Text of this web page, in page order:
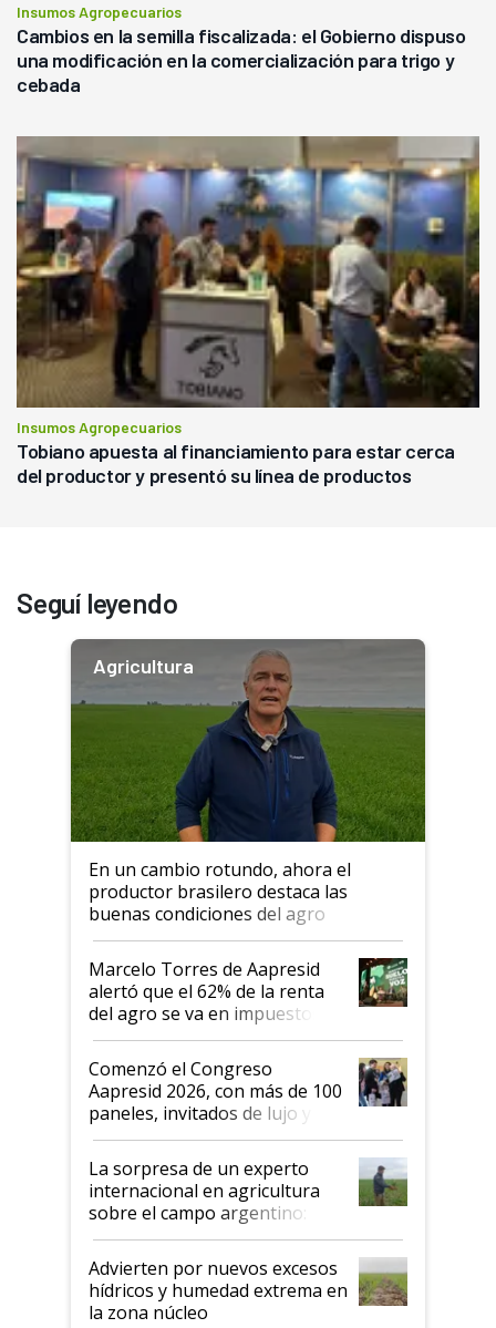
Insumos Agropecuarios
Cambios en la semilla fiscalizada: el Gobierno dispuso
una modificación en la comercialización para trigo y
cebada
Insumos Agropecuarios
Tobiano apuesta al financiamiento para estar cerca
del productor y presentó su línea de productos
Seguí leyendo
Agricultura
En un cambio rotundo, ahora el
productor brasilero destaca las
buenas condiciones del agro
argentino para invertir: "Los veo
más motivados"
Marcelo Torres de Aapresid
alertó que el 62% de la renta
del agro se va en impuestos:
"No es bueno que en
Argentina se sigan discutiendo
las mismas cosas de hace 50
años"
Comenzó el Congreso
Aapresid 2026, con más de 100
paneles, invitados de lujo y
todas las tendencias
La sorpresa de un experto
internacional en agricultura
sobre el campo argentino:
"Estoy muy impresionado"
Advierten por nuevos excesos
hídricos y humedad extrema en
la zona núcleo